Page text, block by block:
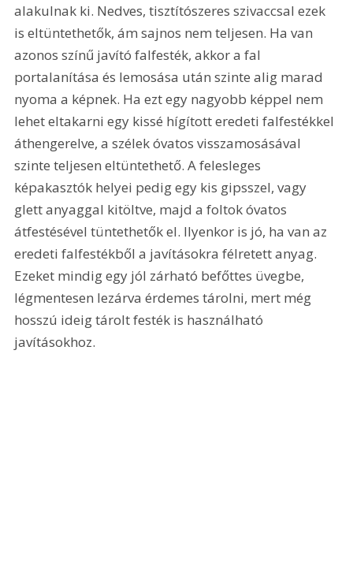
alakulnak ki. Nedves, tisztítószeres szivaccsal ezek
is eltüntethetők, ám sajnos nem teljesen. Ha van
azonos színű javító falfesték, akkor a fal
portalanítása és lemosása után szinte alig marad
nyoma a képnek. Ha ezt egy nagyobb képpel nem
lehet eltakarni egy kissé hígított eredeti falfestékkel
áthengerelve, a szélek óvatos visszamosásával
szinte teljesen eltüntethető. A felesleges
képakasztók helyei pedig egy kis gipsszel, vagy
glett anyaggal kitöltve, majd a foltok óvatos
átfestésével tüntethetők el. Ilyenkor is jó, ha van az
eredeti falfestékből a javításokra félretett anyag.
Ezeket mindig egy jól zárható befőttes üvegbe,
légmentesen lezárva érdemes tárolni, mert még
hosszú ideig tárolt festék is használható
javításokhoz.